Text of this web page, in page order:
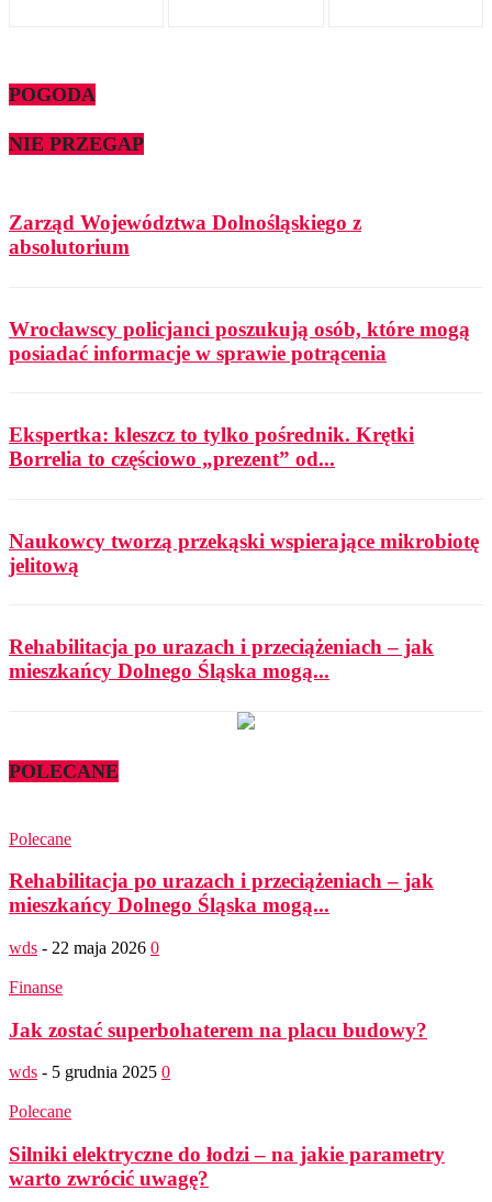
POGODA
NIE PRZEGAP
Zarząd Województwa Dolnośląskiego z
absolutorium
Wrocławscy policjanci poszukują osób, które mogą
posiadać informacje w sprawie potrącenia
Ekspertka: kleszcz to tylko pośrednik. Krętki
Borrelia to częściowo „prezent” od...
Naukowcy tworzą przekąski wspierające mikrobiotę
jelitową
Rehabilitacja po urazach i przeciążeniach – jak
mieszkańcy Dolnego Śląska mogą...
POLECANE
Polecane
Rehabilitacja po urazach i przeciążeniach – jak
mieszkańcy Dolnego Śląska mogą...
wds - 22 maja 2026 0
Finanse
Jak zostać superbohaterem na placu budowy?
wds - 5 grudnia 2025 0
Polecane
Silniki elektryczne do łodzi – na jakie parametry
warto zwrócić uwagę?